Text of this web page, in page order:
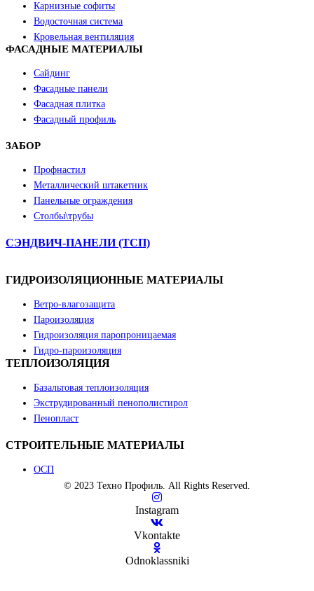
Карнизные софиты
Водосточная система
Кровельная вентиляция
ФАСАДНЫЕ МАТЕРИАЛЫ
Сайдинг
Фасадные панели
Фасадная плитка
Фасадный профиль
ЗАБОР
Профнастил
Металлический штакетник
Панельные ограждения
Столбы\трубы
СЭНДВИЧ-ПАНЕЛИ (ТСП)
ГИДРОИЗОЛЯЦИОННЫЕ МАТЕРИАЛЫ
Ветро-влагозащита
Пароизоляция
Гидроизоляция паропроницаемая
Гидро-пароизоляция
ТЕПЛОИЗОЛЯЦИЯ
Базальтовая теплоизоляция
Экструдированный пенополистирол
Пенопласт
СТРОИТЕЛЬНЫЕ МАТЕРИАЛЫ
ОСП
© 2023 Техно Профиль. All Rights Reserved.
Instagram
Vkontakte
Odnoklassniki